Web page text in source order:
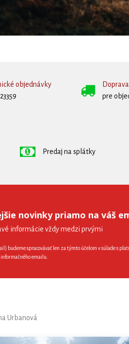
objednávky
pre
Predaj na splátky
novinky priamo na váš
informácie vždy medzi prvými
budeme spracovávať len za týmto účelom v súlade s
emailu.
Urbanová